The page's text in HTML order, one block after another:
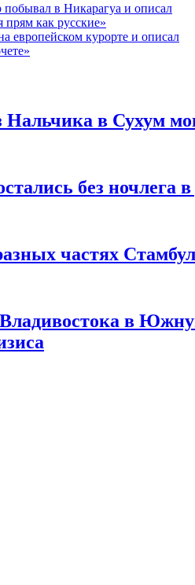
побывал в Никарагуа и описал
как русские»
европейском курорте и описал
в Сухум
без ночлега
частях
в